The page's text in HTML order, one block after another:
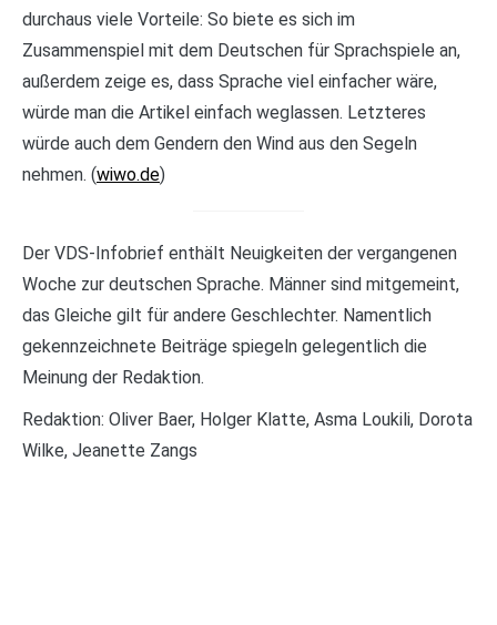
durchaus viele Vorteile: So biete es sich im
Zusammenspiel mit dem Deutschen für Sprachspiele an,
außerdem zeige es, dass Sprache viel einfacher wäre,
würde man die Artikel einfach weglassen. Letzteres
würde auch dem Gendern den Wind aus den Segeln
nehmen. (wiwo.de)
Der VDS-Infobrief enthält Neuigkeiten der vergangenen
Woche zur deutschen Sprache. Männer sind mitgemeint,
das Gleiche gilt für andere Geschlechter. Namentlich
gekennzeichnete Beiträge spiegeln gelegentlich die
Meinung der Redaktion.
Redaktion: Oliver Baer, Holger Klatte, Asma Loukili, Dorota
Wilke, Jeanette Zangs